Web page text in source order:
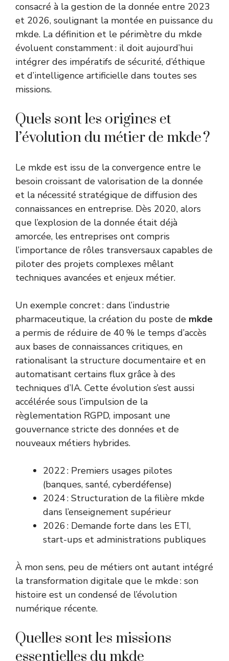
consacré à la gestion de la donnée entre 2023
et 2026, soulignant la montée en puissance du
mkde. La définition et le périmètre du mkde
évoluent constamment : il doit aujourd’hui
intégrer des impératifs de sécurité, d’éthique
et d’intelligence artificielle dans toutes ses
missions.
Quels sont les origines et
l’évolution du métier de mkde ?
Le mkde est issu de la convergence entre le
besoin croissant de valorisation de la donnée
et la nécessité stratégique de diffusion des
connaissances en entreprise. Dès 2020, alors
que l’explosion de la donnée était déjà
amorcée, les entreprises ont compris
l’importance de rôles transversaux capables de
piloter des projets complexes mêlant
techniques avancées et enjeux métier.
Un exemple concret : dans l’industrie
pharmaceutique, la création du poste de mkde
a permis de réduire de 40 % le temps d’accès
aux bases de connaissances critiques, en
rationalisant la structure documentaire et en
automatisant certains flux grâce à des
techniques d’IA. Cette évolution s’est aussi
accélérée sous l’impulsion de la
règlementation RGPD, imposant une
gouvernance stricte des données et de
nouveaux métiers hybrides.
2022 : Premiers usages pilotes
(banques, santé, cyberdéfense)
2024 : Structuration de la filière mkde
dans l’enseignement supérieur
2026 : Demande forte dans les ETI,
start-ups et administrations publiques
À mon sens, peu de métiers ont autant intégré
la transformation digitale que le mkde : son
histoire est un condensé de l’évolution
numérique récente.
Quelles sont les missions
essentielles du mkde